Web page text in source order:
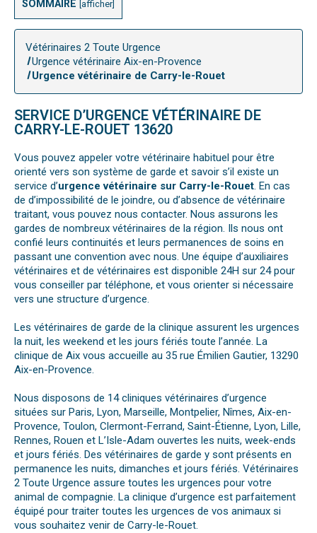
SOMMAIRE afficher
Vétérinaires 2 Toute Urgence
Urgence vétérinaire Aix-en-Provence
Urgence vétérinaire de Carry-le-Rouet
SERVICE D’URGENCE VÉTÉRINAIRE DE
CARRY-LE-ROUET 13620
Vous pouvez appeler votre vétérinaire habituel pour être
orienté vers son système de garde et savoir s’il existe un
service d’urgence vétérinaire sur Carry-le-Rouet. En cas
de d’impossibilité de le joindre, ou d’absence de vétérinaire
traitant, vous pouvez nous contacter. Nous assurons les
gardes de nombreux vétérinaires de la région. Ils nous ont
confié leurs continuités et leurs permanences de soins en
passant une convention avec nous. Une équipe d’auxiliaires
vétérinaires et de vétérinaires est disponible 24H sur 24 pour
vous conseiller par téléphone, et vous orienter si nécessaire
vers une structure d’urgence.
Les vétérinaires de garde de la clinique assurent les urgences
la nuit, les weekend et les jours fériés toute l’année. La
clinique de Aix vous accueille au 35 rue Émilien Gautier, 13290
Aix-en-Provence.
Nous disposons de 14 cliniques vétérinaires d’urgence
situées sur Paris, Lyon, Marseille, Montpelier, Nîmes, Aix-en-
Provence, Toulon, Clermont-Ferrand, Saint-Étienne, Lyon, Lille,
Rennes, Rouen et L’Isle-Adam ouvertes les nuits, week-ends
et jours fériés. Des vétérinaires de garde y sont présents en
permanence les nuits, dimanches et jours fériés. Vétérinaires
2 Toute Urgence assure toutes les urgences pour votre
animal de compagnie. La clinique d’urgence est parfaitement
équipé pour traiter toutes les urgences de vos animaux si
vous souhaitez venir de Carry-le-Rouet.